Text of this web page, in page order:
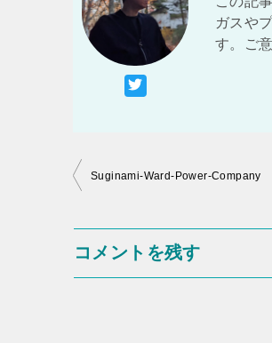
ガスや
す。ご
投
ナ
ビ
Suginami-Ward-Power-Company
コメントを残す